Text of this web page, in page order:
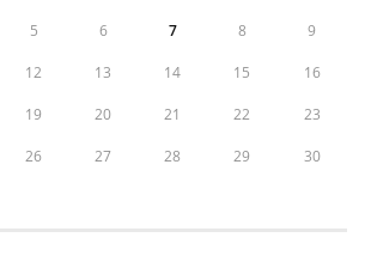
5 6 7 8 9
12 13 14 15 16
19 20 21 22 23
26 27 28 29 30